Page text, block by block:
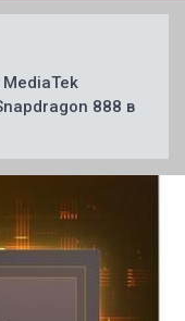
888 в